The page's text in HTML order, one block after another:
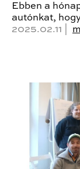
Ebben a
autónkat,
2025.02.11 |